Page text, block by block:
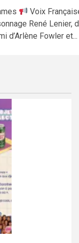
Voix
René Lenier,
d’Arlène Fowler et...